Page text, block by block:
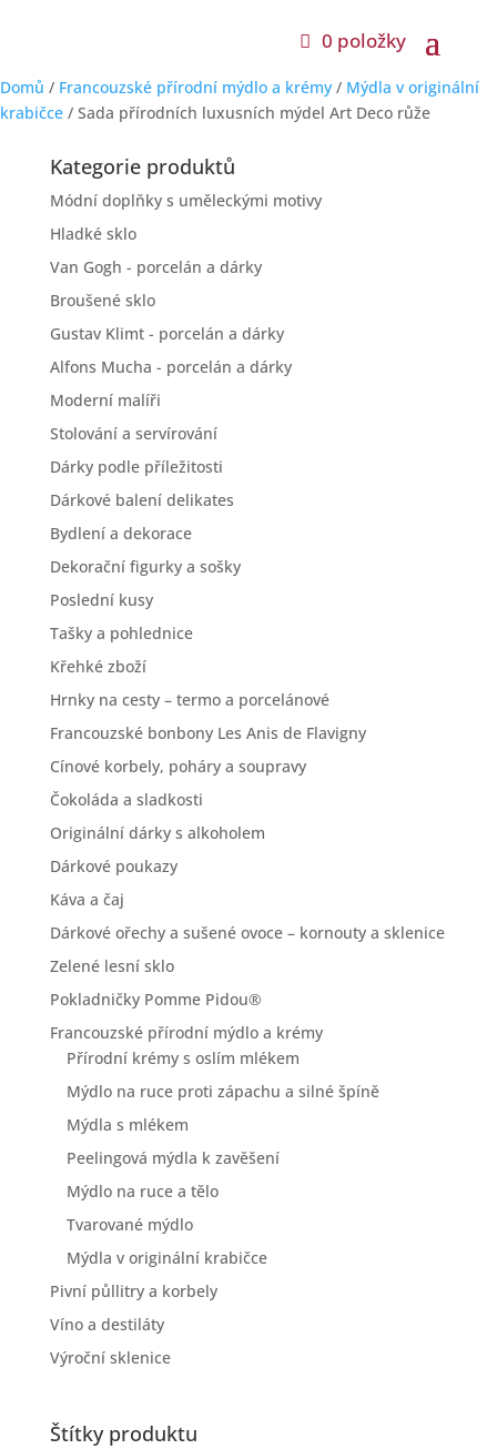
0 položky
Domů / Francouzské přírodní mýdlo a krémy / Mýdla v originální
krabičce / Sada přírodních luxusních mýdel Art Deco růže
Kategorie produktů
Módní doplňky s uměleckými motivy
Hladké sklo
Van Gogh - porcelán a dárky
Broušené sklo
Gustav Klimt - porcelán a dárky
Alfons Mucha - porcelán a dárky
Moderní malíři
Stolování a servírování
Dárky podle příležitosti
Dárkové balení delikates
Bydlení a dekorace
Dekorační figurky a sošky
Poslední kusy
Tašky a pohlednice
Křehké zboží
Hrnky na cesty – termo a porcelánové
Francouzské bonbony Les Anis de Flavigny
Cínové korbely, poháry a soupravy
Čokoláda a sladkosti
Originální dárky s alkoholem
Dárkové poukazy
Káva a čaj
Dárkové ořechy a sušené ovoce – kornouty a sklenice
Zelené lesní sklo
Pokladničky Pomme Pidou®
Francouzské přírodní mýdlo a krémy
Přírodní krémy s oslím mlékem
Mýdlo na ruce proti zápachu a silné špíně
Mýdla s mlékem
Peelingová mýdla k zavěšení
Mýdlo na ruce a tělo
Tvarované mýdlo
Mýdla v originální krabičce
Pivní půllitry a korbely
Víno a destiláty
Výroční sklenice
Štítky produktu